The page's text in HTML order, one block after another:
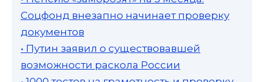
Соцфонд внезапно начинает проверку
документов
• Путин заявил о существовавшей
возможности раскола России